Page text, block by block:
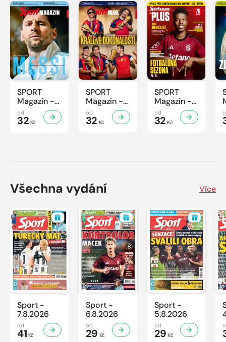
SPORT
Magazín -
32/2026
od
32 Kč
SPORT
Magazín -
31/2026
od
32 Kč
SPORT
Magazín -
30/2026
od
32 Kč
Všechna vydání Více
Sport -
7.8.2026
od
41 Kč
Sport -
6.8.2026
od
29 Kč
Sport -
5.8.2026
od
29 Kč